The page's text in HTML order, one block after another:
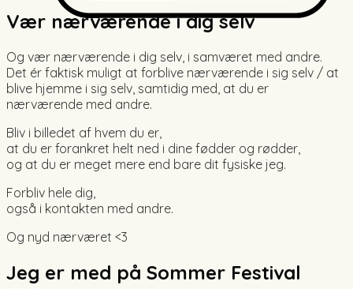
Vær nærværende i dig selv
Og vær nærværende i dig selv, i samværet med andre.
Det ér faktisk muligt at forblive nærværende i sig selv / at
blive hjemme i sig selv, samtidig med, at du er
nærværende med andre.
Bliv i billedet af hvem du er,
at du er forankret helt ned i dine fødder og rødder,
og at du er meget mere end bare dit fysiske jeg.
Forbliv hele dig,
også i kontakten med andre.
Og nyd nærværet <3
Jeg er med på Sommer Festival